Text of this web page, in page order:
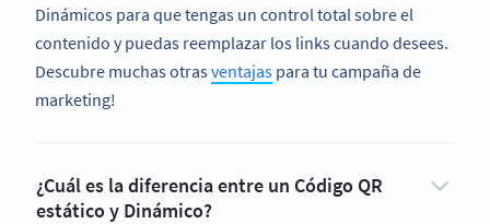
Dinámicos para que tengas un control total sobre el
contenido y puedas reemplazar los links cuando desees.
Descubre muchas otrasventajas para tu campaña de
marketing!
¿Cuál es la diferencia entre un Código QR
estático y Dinámico?